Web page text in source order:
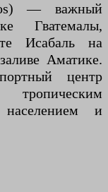
— важный
Гватемалы,
Исабаль на
Аматике.
центр
населением и